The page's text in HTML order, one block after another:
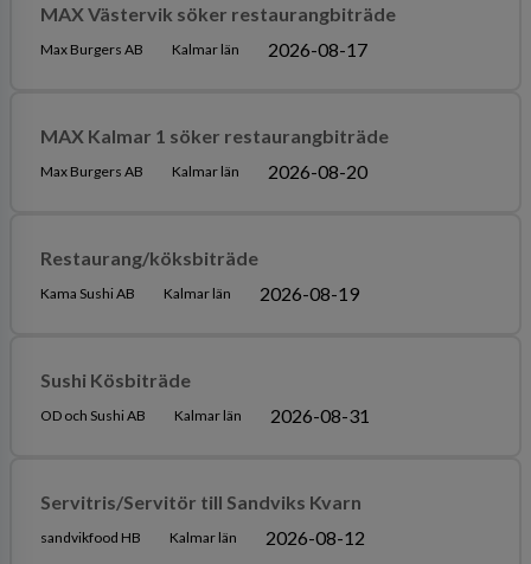
MAX Västervik söker restaurangbiträde
Max Burgers AB Kalmar län 2026-08-17
MAX Kalmar 1 söker restaurangbiträde
Max Burgers AB Kalmar län 2026-08-20
Restaurang/köksbiträde
Kama Sushi AB Kalmar län 2026-08-19
Sushi Kösbiträde
OD och Sushi AB Kalmar län 2026-08-31
Servitris/Servitör till Sandviks Kvarn
sandvikfood HB Kalmar län 2026-08-12